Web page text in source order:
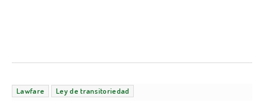
Lawfare Ley de transitoriedad